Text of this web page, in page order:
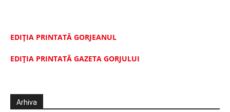
EDIȚIA PRINTATĂ GORJEANUL
EDIŢIA PRINTATĂ GAZETA GORJULUI
Arhiva